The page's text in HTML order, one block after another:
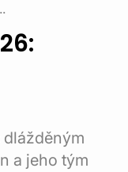
a jeho tým